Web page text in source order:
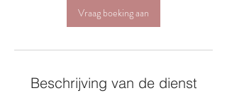
Vraag boeking aan
Beschrijving van de dienst